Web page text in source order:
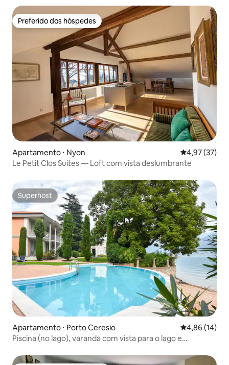
Preferido dos hóspedes
Preferido dos hóspedes
Apartamento ⋅ Nyon 4,97 de uma
4,97 (37)
Le Petit Clos Suites — Loft com vista deslumbrante
Superhost
Superhost
Apartamento ⋅ Porto Ceresio 4,86 de uma
4,86 (14)
Piscina (no lago), varanda com vista para o lago e